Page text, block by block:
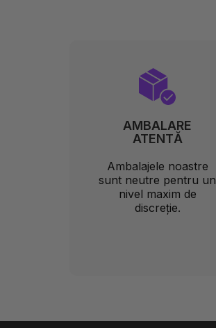
AMBALARE
ATENTĂ
Ambalajele noastre
sunt neutre pentru un
nivel maxim de
discreție.